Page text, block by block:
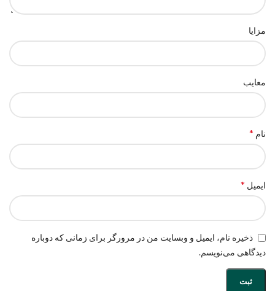
مزایا
معایب
نام *
ایمیل *
ذخیره نام، ایمیل و وبسایت من در مرورگر برای زمانی که دوباره
دیدگاهی می‌نویسم.